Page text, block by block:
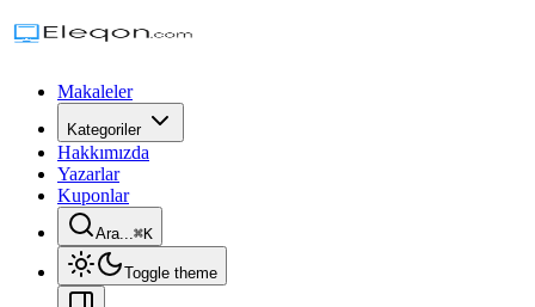
Makaleler
Kategoriler
Hakkımızda
Yazarlar
Kuponlar
Ara...⌘K
Toggle theme